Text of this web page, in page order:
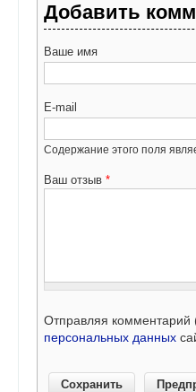
Добавить
Ваше имя
E-mail
Содержание этого поля
Ваш отзыв *
Отправляя комментарий
персональных данных